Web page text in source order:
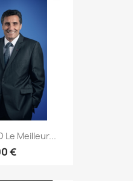
Le Meilleur...
€